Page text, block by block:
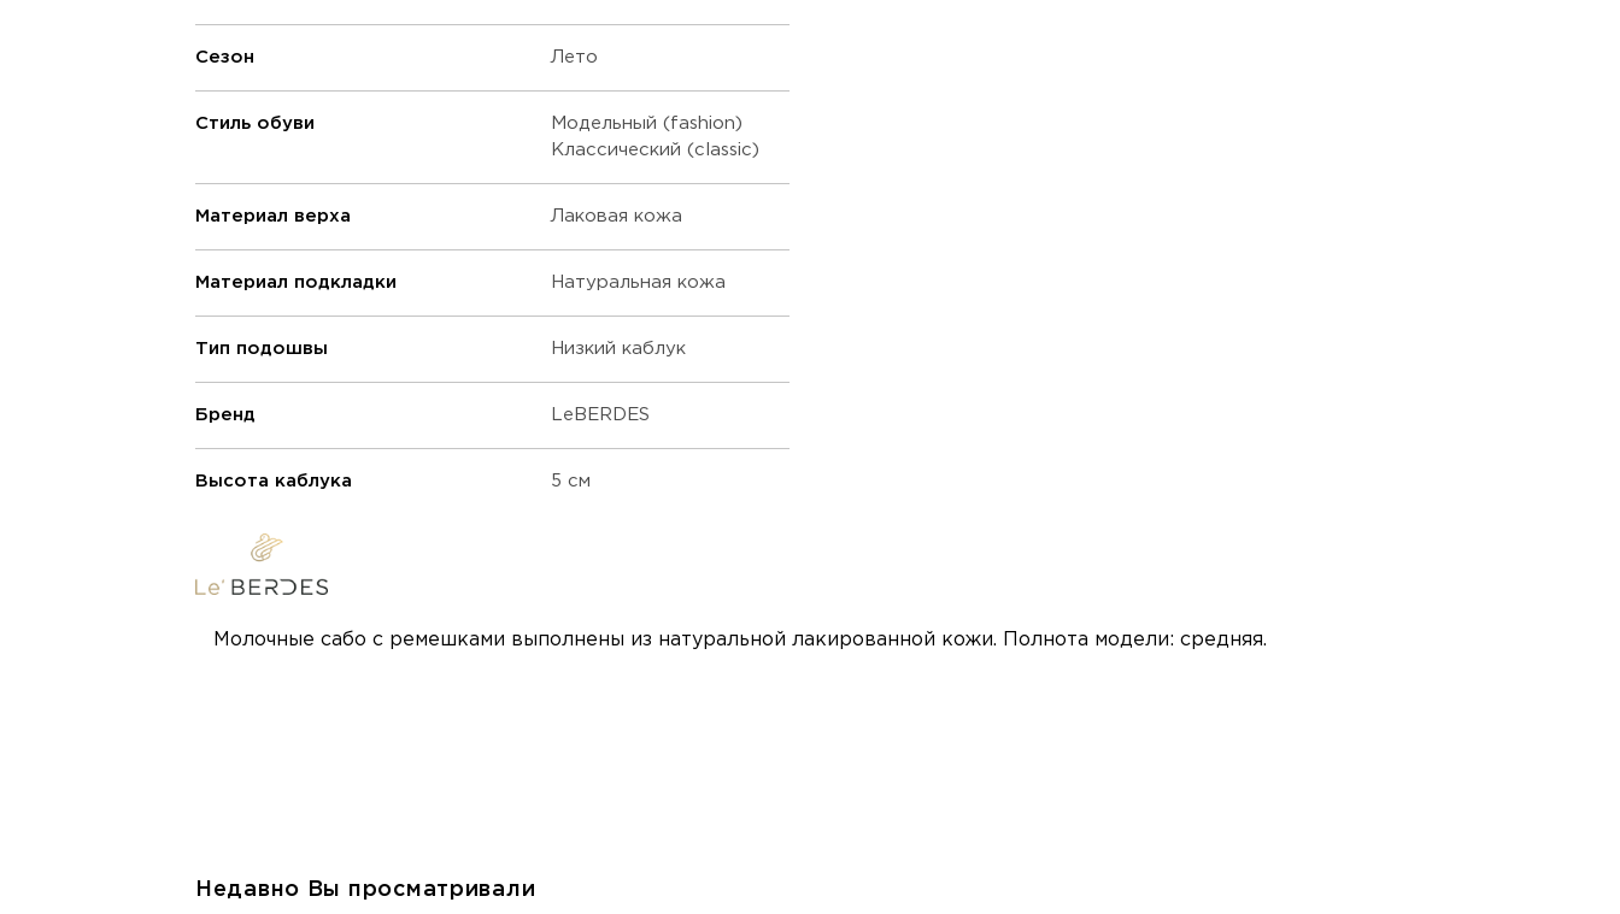
Сезон Лето
Стиль обуви
Модельный (fashion)
Классический (classic)
Материал верха Лаковая кожа
Материал подкладки Натуральная кожа
Тип подошвы Низкий каблук
Бренд LeBERDES
Высота каблука 5 см
Молочные сабо с ремешками выполнены из натуральной лакированной кожи. Полнота модели: средняя.
Недавно Вы просматривали